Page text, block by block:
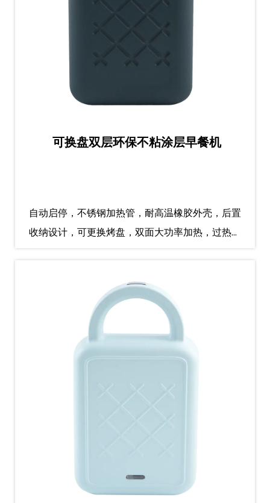
可换盘双层环保不粘涂层早餐机
自动启停，不锈钢加热管，耐高温橡胶外壳，后置
收纳设计，可更换烤盘，双面大功率加热，过热保